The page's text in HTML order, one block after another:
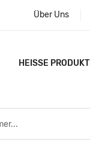
Über Uns
HEISSE PRODUKTE